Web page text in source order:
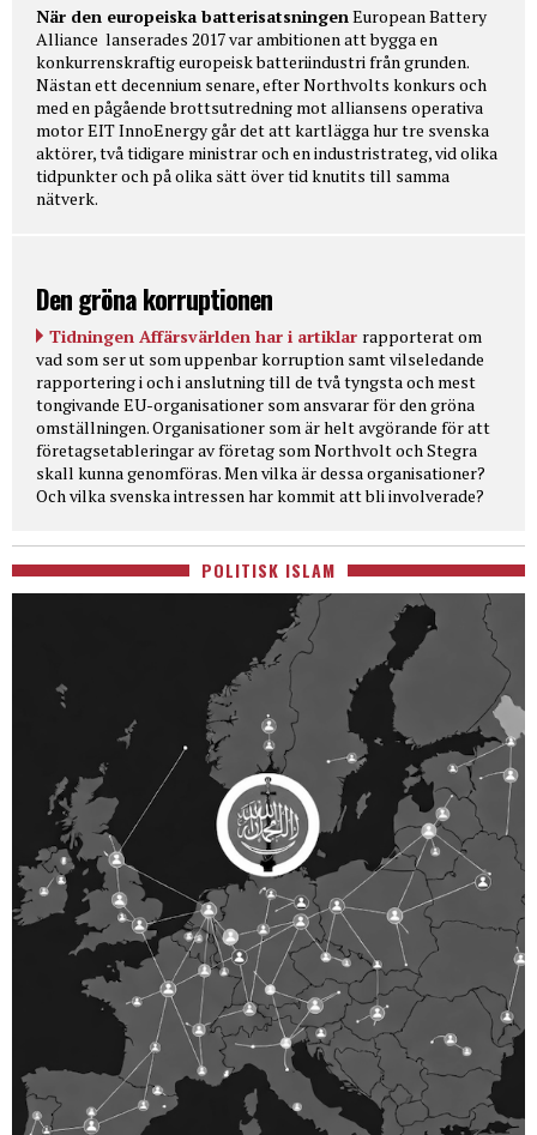
När den europeiska batterisatsningenEuropean Battery
Alliance lanserades 2017 var ambitionen att bygga en
konkurrenskraftig europeisk batteriindustri från grunden.
Nästan ett decennium senare, efter Northvolts konkurs och
med en pågående brottsutredning mot alliansens operativa
motor EIT InnoEnergy går det att kartlägga hur tre svenska
aktörer, två tidigare ministrar och en industristrateg, vid olika
tidpunkter och på olika sätt över tid knutits till samma
nätverk.
Den gröna korruptionen
Tidningen Affärsvärlden har i artiklar rapporterat om
vad som ser ut som uppenbar korruption samt vilseledande
rapportering i och i anslutning till de två tyngsta och mest
tongivande EU-organisationer som ansvarar för den gröna
omställningen. Organisationer som är helt avgörande för att
företagsetableringar av företag som Northvolt och Stegra
skall kunna genomföras. Men vilka är dessa organisationer?
Och vilka svenska intressen har kommit att bli involverade?
POLITISK ISLAM